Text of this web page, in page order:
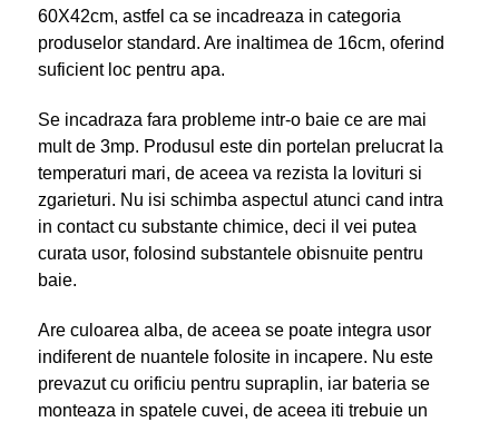
60X42cm, astfel ca se incadreaza in categoria
produselor standard. Are inaltimea de 16cm, oferind
suficient loc pentru apa.
Se incadraza fara probleme intr-o baie ce are mai
mult de 3mp. Produsul este din portelan prelucrat la
temperaturi mari, de aceea va rezista la lovituri si
zgarieturi. Nu isi schimba aspectul atunci cand intra
in contact cu substante chimice, deci il vei putea
curata usor, folosind substantele obisnuite pentru
baie.
Are culoarea alba, de aceea se poate integra usor
indiferent de nuantele folosite in incapere. Nu este
prevazut cu orificiu pentru supraplin, iar bateria se
monteaza in spatele cuvei, de aceea iti trebuie un